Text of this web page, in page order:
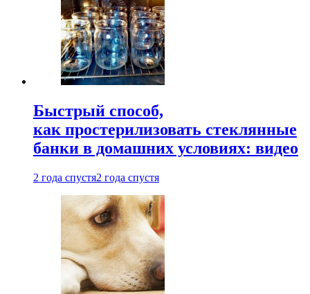
Быстрый способ,
как простерилизовать стеклянные
банки в домашних условиях: видео
2 года спустя2 года спустя